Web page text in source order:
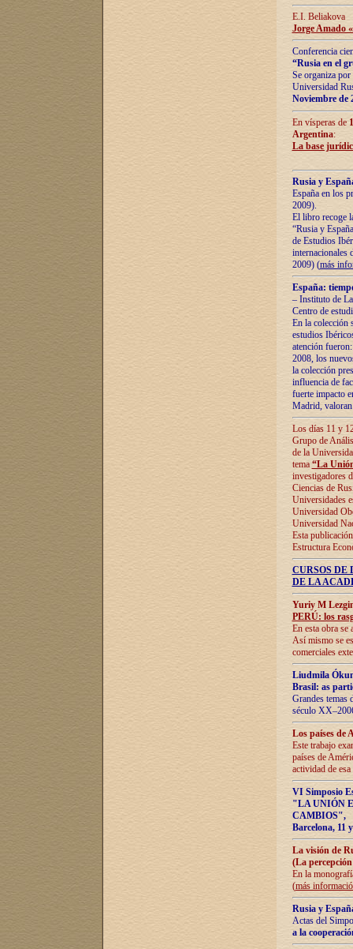
E.I. Beliakova
Jorge Amado
Conferencia
“Rusia en el
Se organiza
Universidad
Noviembre de
En vísperas de
Argentina:
La base
Rusia y
España en los
2009).
El libro recoge
“Rusia y
de Estudios
internacionales
2009) (más
España:
– Instituto de
Centro de
En la colección
estudios
atención
2008, los
la colección
influencia de
fuerte impacto
Madrid,
Los días 11 y
Grupo de
de la
tema “La
investigadores
Ciencias de
Universidades
Universidad
Universidad
Esta
Estructura
CURSOS
DE LA
Yuriy M
PERÚ: los
En esta obra se
Así mismo se
comerciales
Liudmila
Brasil: as
Grandes temas
século
Los países de
Este trabajo
países de
actividad de
VI Simposio
"LA UNIÓN
CAMBIOS",
Barcelona, 11
La visión de
(La
En la
(más
Rusia y
Actas del
a la